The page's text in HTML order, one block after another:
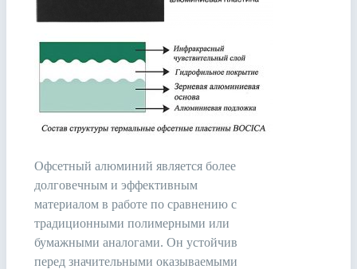
Офсетный алюминий является более
долговечным и эффективным
материалом в работе по сравнению с
традиционными полимерными или
бумажными аналогами. Он устойчив
перед значительными оказываемыми